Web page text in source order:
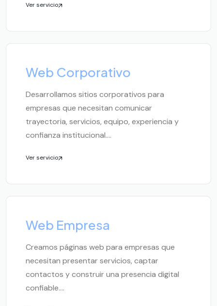
Ver servicio
Web Corporativo
Desarrollamos sitios corporativos para
empresas que necesitan comunicar
trayectoria, servicios, equipo, experiencia y
confianza institucional....
Ver servicio
Web Empresa
Creamos páginas web para empresas que
necesitan presentar servicios, captar
contactos y construir una presencia digital
confiable....